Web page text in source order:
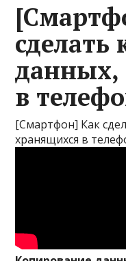
сделать
данных,
в
[Смартфон] Как
хранящихся в